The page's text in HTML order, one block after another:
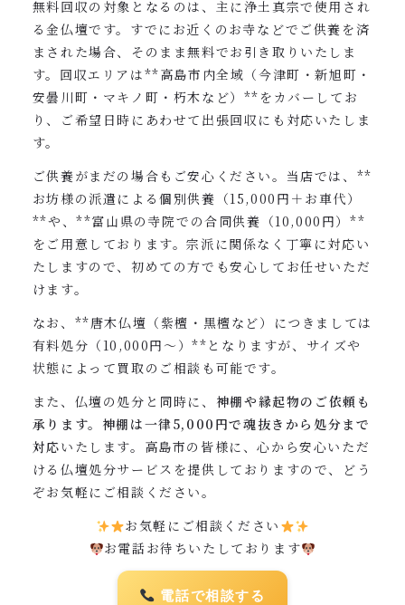
無料回収の対象となるのは、主に浄土真宗で使用され
る金仏壇です。すでにお近くのお寺などでご供養を済
まされた場合、そのまま無料でお引き取りいたしま
す。回収エリアは**高島市内全域（今津町・新旭町・
安曇川町・マキノ町・朽木など）**をカバーしてお
り、ご希望日時にあわせて出張回収にも対応いたしま
す。
ご供養がまだの場合もご安心ください。当店では、**
お坊様の派遣による個別供養（15,000円＋お車代）
**や、**富山県の寺院での合同供養（10,000円）**
をご用意しております。宗派に関係なく丁寧に対応い
たしますので、初めての方でも安心してお任せいただ
けます。
なお、**唐木仏壇（紫檀・黒檀など）につきましては
有料処分（10,000円〜）**となりますが、サイズや
状態によって買取のご相談も可能です。
また、仏壇の処分と同時に、 神棚や縁起物のご依頼も
承ります。神棚は一律5,000円で魂抜きから処分まで
対応いたします。高島市の皆様に、心から安心いただ
ける仏壇処分サービスを提供しておりますので、どう
ぞお気軽にご相談ください。
お気軽にご相談ください
お電話お待ちいたしております
電話で相談する